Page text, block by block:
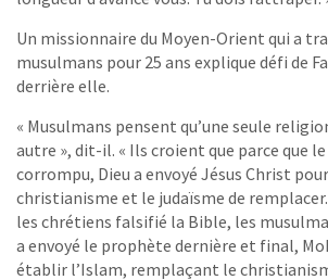
Un missionnaire du Moyen-Orient qui a
musulmans pour 25 ans explique défi de
derrière elle.
« Musulmans pensent qu’une seule
autre », dit-il. « Ils croient que parce que
corrompu, Dieu a envoyé Jésus Christ
christianisme et le judaïsme de
les chrétiens falsifié la Bible, les
a envoyé le prophète dernière et final,
établir l’Islam, remplaçant le